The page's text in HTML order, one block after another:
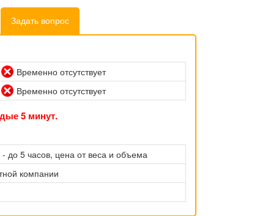
Задать вопрос
Временно отсутствует
Временно отсутствует
5 минут.
до 5 часов, цена от веса и объема
компании